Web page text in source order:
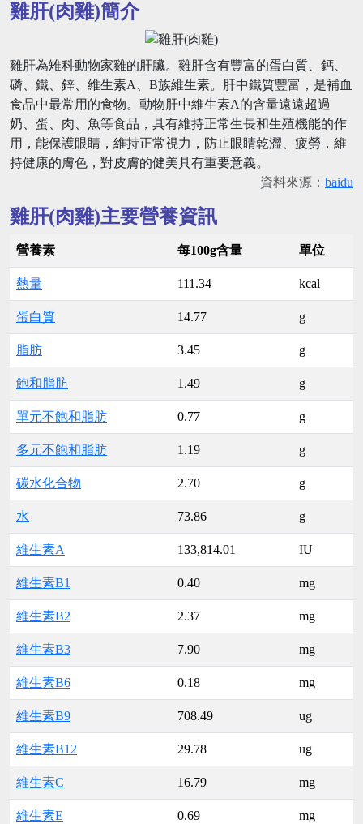
雞肝(肉雞)簡介
雞肝為雉科動物家雞的肝臟。雞肝含有豐富的蛋白質、鈣、
磷、鐵、鋅、維生素A、B族維生素。肝中鐵質豐富，是補血
食品中最常用的食物。動物肝中維生素A的含量遠遠超過
奶、蛋、肉、魚等食品，具有維持正常生長和生殖機能的作
用，能保護眼睛，維持正常視力，防止眼睛乾澀、疲勞，維
持健康的膚色，對皮膚的健美具有重要意義。
資料來源： baidu
雞肝(肉雞)主要營養資訊
營養素 每100g含量 單位
熱量 111.34 kcal
蛋白質 14.77 g
脂肪 3.45 g
飽和脂肪 1.49 g
單元不飽和脂肪 0.77 g
多元不飽和脂肪 1.19 g
碳水化合物 2.70 g
水 73.86 g
維生素A 133,814.01 IU
維生素B1 0.40 mg
維生素B2 2.37 mg
維生素B3 7.90 mg
維生素B6 0.18 mg
維生素B9 708.49 ug
維生素B12 29.78 ug
維生素C 16.79 mg
維生素E 0.69 mg